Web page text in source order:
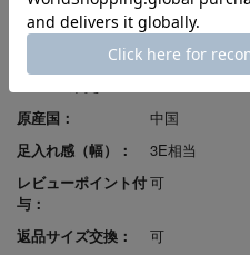
ソール素材：
合成底
セメント
原産国：
中国
足入れ感（幅）：
3E相当
レビューポイント付
与：
可
返品サイズ交換：
可